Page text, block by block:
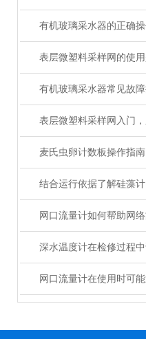
结合运行依据了解硅藻计